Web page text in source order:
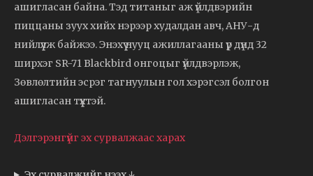
ашигласан байна. Тэд титаныг аж үйлдвэрийн
пиццаны зуух хийх нэрээр худалдан авч, АНУ-д
нийлүүлж байжээ. Энэхүү нууц ажиллагааны үр дүнд 32
ширхэг SR-71 Blackbird онгоцыг үйлдвэрлэж,
Зөвлөлтийн эсрэг тагнуулын гол хэрэгсэл болгон
ашигласан түүхтэй.
Дэлгэрэнгүйг эх сурвалжаас харах